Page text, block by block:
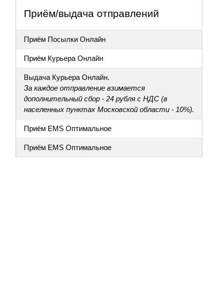
Приём/выдача отправлений
Приём Посылки Онлайн
Приём Курьера Онлайн
Выдача Курьера Онлайн.
За каждое отправление взимается
дополнительный сбор - 24 рубля с НДС (в
населенных пунктах Московской области - 10%).
Приём EMS Оптимальное
Приём EMS Оптимальное